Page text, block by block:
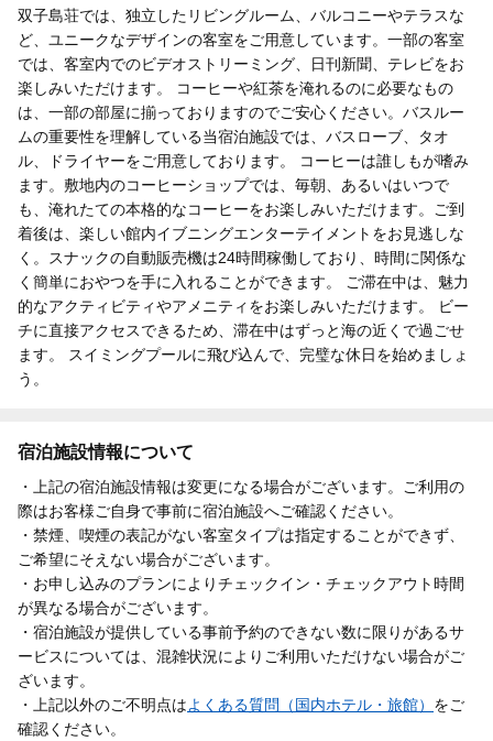
双子島荘では、独立したリビングルーム、バルコニーやテラスな
ど、ユニークなデザインの客室をご用意しています。一部の客室
では、客室内でのビデオストリーミング、日刊新聞、テレビをお
楽しみいただけます。 コーヒーや紅茶を淹れるのに必要なもの
は、一部の部屋に揃っておりますのでご安心ください。バスルー
ムの重要性を理解している当宿泊施設では、バスローブ、タオ
ル、ドライヤーをご用意しております。 コーヒーは誰しもが嗜み
ます。敷地内のコーヒーショップでは、毎朝、あるいはいつで
も、淹れたての本格的なコーヒーをお楽しみいただけます。ご到
着後は、楽しい館内イブニングエンターテイメントをお見逃しな
く。スナックの自動販売機は24時間稼働しており、時間に関係な
く簡単におやつを手に入れることができます。 ご滞在中は、魅力
的なアクティビティやアメニティをお楽しみいただけます。 ビー
チに直接アクセスできるため、滞在中はずっと海の近くで過ごせ
ます。 スイミングプールに飛び込んで、完璧な休日を始めましょ
う。
宿泊施設情報について
・上記の宿泊施設情報は変更になる場合がございます。ご利用の
際はお客様ご自身で事前に宿泊施設へご確認ください。
・禁煙、喫煙の表記がない客室タイプは指定することができず、
ご希望にそえない場合がございます。
・お申し込みのプランによりチェックイン・チェックアウト時間
が異なる場合がございます。
・宿泊施設が提供している事前予約のできない数に限りがあるサ
ービスについては、混雑状況によりご利用いただけない場合がご
ざいます。
・上記以外のご不明点はよくある質問（国内ホテル・旅館） をご
確認ください。